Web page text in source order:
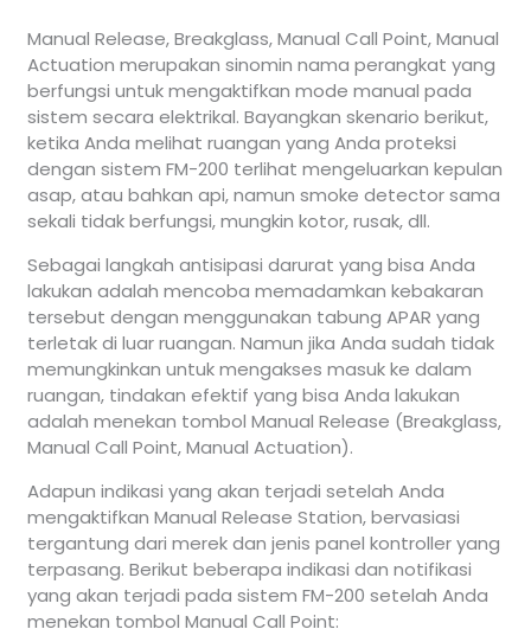
Manual Release, Breakglass, Manual Call Point, Manual
Actuation merupakan sinomin nama perangkat yang
berfungsi untuk mengaktifkan mode manual pada
sistem secara elektrikal. Bayangkan skenario berikut,
ketika Anda melihat ruangan yang Anda proteksi
dengan sistem FM-200 terlihat mengeluarkan kepulan
asap, atau bahkan api, namun smoke detector sama
sekali tidak berfungsi, mungkin kotor, rusak, dll.
Sebagai langkah antisipasi darurat yang bisa Anda
lakukan adalah mencoba memadamkan kebakaran
tersebut dengan menggunakan tabung APAR yang
terletak di luar ruangan. Namun jika Anda sudah tidak
memungkinkan untuk mengakses masuk ke dalam
ruangan, tindakan efektif yang bisa Anda lakukan
adalah menekan tombol Manual Release (Breakglass,
Manual Call Point, Manual Actuation).
Adapun indikasi yang akan terjadi setelah Anda
mengaktifkan Manual Release Station, bervasiasi
tergantung dari merek dan jenis panel kontroller yang
terpasang. Berikut beberapa indikasi dan notifikasi
yang akan terjadi pada sistem FM-200 setelah Anda
menekan tombol Manual Call Point: